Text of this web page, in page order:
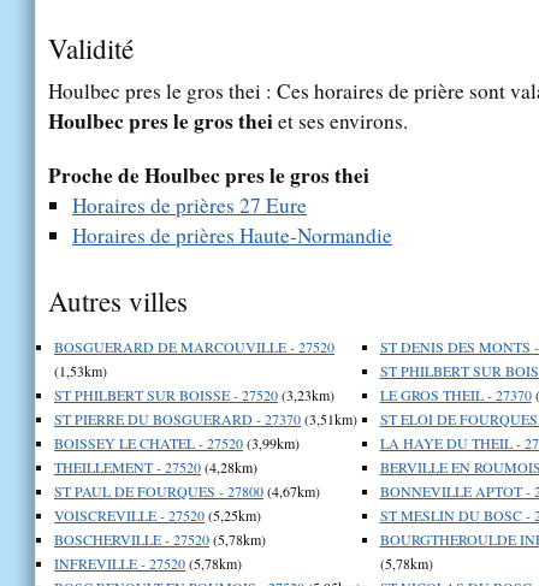
Validité
Houlbec pres le gros thei : Ces horaires de prière sont
Houlbec pres le gros theiet ses environs.
Proche de Houlbec pres le gros thei
Horaires de prières 27 Eure
Horaires de prières Haute-Normandie
Autres villes
BOSGUERARD DE MARCOUVILLE - 27520
(1,53km)
ST PHILBERT SUR BOISSE - 27520(3,23km)
ST PIERRE DU BOSGUERARD - 27370(3,51km)
BOISSEY LE CHATEL - 27520(3,99km)
THEILLEMENT - 27520(4,28km)
ST PAUL DE FOURQUES - 27800(4,67km)
VOISCREVILLE - 27520(5,25km)
BOSCHERVILLE - 27520(5,78km)
INFREVILLE - 27520(5,78km)
ST DENIS DES MONTS
ST PHILBERT SUR
LE GROS THEIL - 27370
ST ELOI DE
LA HAYE DU THEIL -
BERVILLE EN
BONNEVILLE APTOT -
ST MESLIN DU BOSC -
BOURGTHEROULDE
(5,78km)